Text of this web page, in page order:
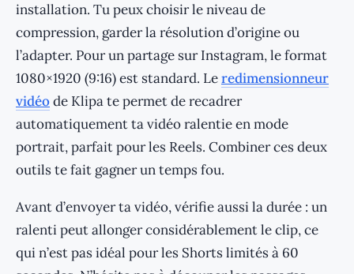
installation. Tu peux choisir le niveau de
compression, garder la résolution d’origine ou
l’adapter. Pour un partage sur Instagram, le format
1080×1920 (9:16) est standard. Leredimensionneur
vidéode Klipa te permet de recadrer
automatiquement ta vidéo ralentie en mode
portrait, parfait pour les Reels. Combiner ces deux
outils te fait gagner un temps fou.
Avant d’envoyer ta vidéo, vérifie aussi la durée : un
ralenti peut allonger considérablement le clip, ce
qui n’est pas idéal pour les Shorts limités à 60